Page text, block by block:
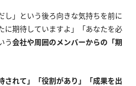
し」という後ろ向きな気持ちを前に
に期待していますよ」「あなたを必
う会社や周囲のメンバーからの「期
されて」「役割があり」「成果を出